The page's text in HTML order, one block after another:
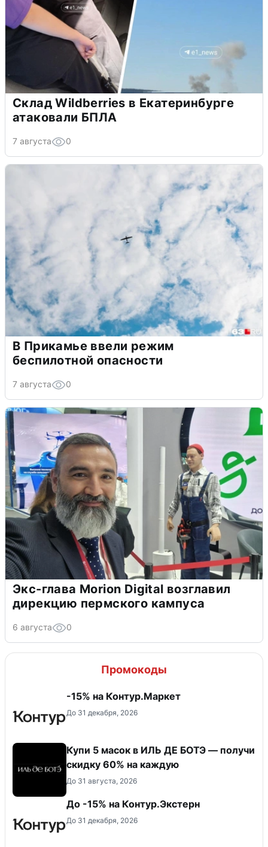
Склад Wildberries в Екатеринбурге
атаковали БПЛА
7 августа 0
В Прикамье ввели режим
беспилотной опасности
7 августа 0
Экс-глава Morion Digital возглавил
дирекцию пермского кампуса
6 августа 0
Промокоды
-15% на Контур.Маркет
До 31 декабря, 2026
Купи 5 масок в ИЛЬ ДЕ БОТЭ — получи
скидку 60% на каждую
До 31 августа, 2026
До -15% на Контур.Экстерн
До 31 декабря, 2026